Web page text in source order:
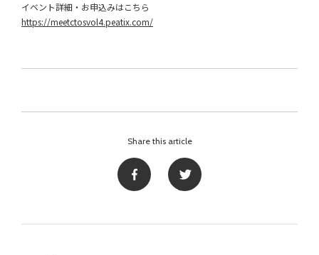
イベント詳細・お申込みはこちら
https://meetctosvol4.peatix.com/
Share this article